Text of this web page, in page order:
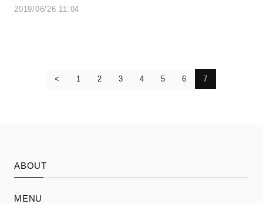
2019/06/26 11:04
1 2 3 4 5 6 7
ABOUT
MENU